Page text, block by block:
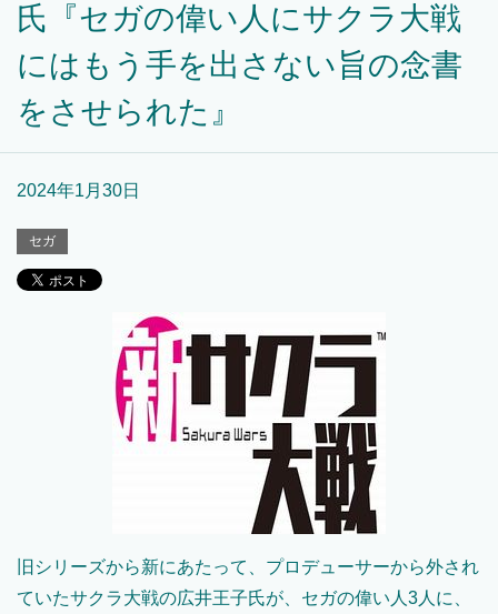
氏『セガの偉い人にサクラ大戦
にはもう手を出さない旨の念書
をさせられた』
2024年1月30日
セガ
旧シリーズから新にあたって、プロデューサーから外され
ていたサクラ大戦の広井王子氏が、セガの偉い人3人に、